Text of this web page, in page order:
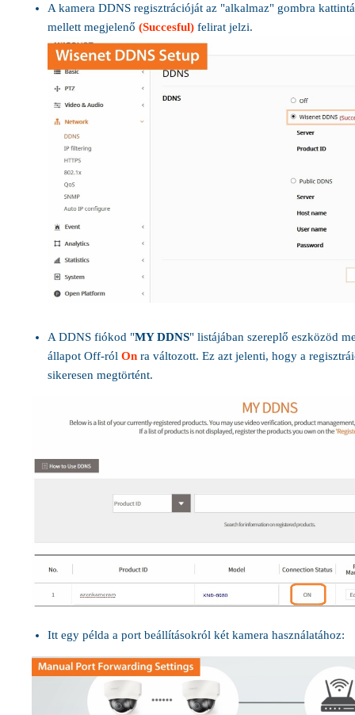
A kamera DDNS regisztrációját az "alkalmaz" gombra
mellett megjelenő (Succesful) felirat jelzi.
A DDNS fiókod "MY DDNS" listájában szereplő eszközöd
állapot Off-ról On ra változott. Ez azt jelenti, hogy a
sikeresen megtörtént.
Itt egy példa a port beállításokról két kamera használatához: